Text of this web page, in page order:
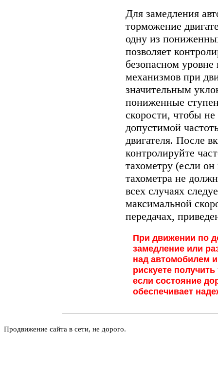
Для замедления
торможение
одну из
позволяет
безопасном
механизмов при
значительным
пониженные
скорости, чтобы
допустимой
двигателя. После
контролируйте
тахометру (если
тахометра не
всех случаях
максимальной
передачах,
При движении по
замедление или
над автомобилем
рискуете
если состояние
обеспечивает
Продвижение сайта в сети, не дорого.